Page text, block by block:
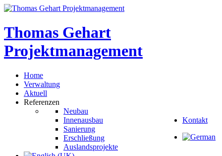
Thomas Gehart
Projektmanagement
Home
Verwaltung
Aktuell
Referenzen
Neubau
Innenausbau
Sanierung
Erschließung
Auslandsprojekte
Kontakt